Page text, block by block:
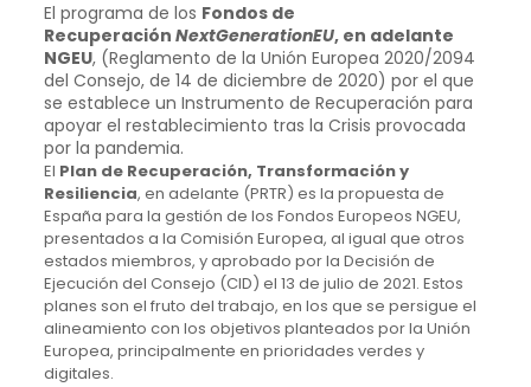
El programa de los Fondos de
Recuperación NextGenerationEU, en adelante
NGEU, (Reglamento de la Unión Europea 2020/2094
del Consejo, de 14 de diciembre de 2020) por el que
se establece un Instrumento de Recuperación para
apoyar el restablecimiento tras la Crisis provocada
por la pandemia.
El Plan de Recuperación, Transformación y
Resiliencia, en adelante (PRTR) es la propuesta de
España para la gestión de los Fondos Europeos NGEU,
presentados a la Comisión Europea, al igual que otros
estados miembros, y aprobado por la Decisión de
Ejecución del Consejo (CID) el 13 de julio de 2021. Estos
planes son el fruto del trabajo, en los que se persigue el
alineamiento con los objetivos planteados por la Unión
Europea, principalmente en prioridades verdes y
digitales.